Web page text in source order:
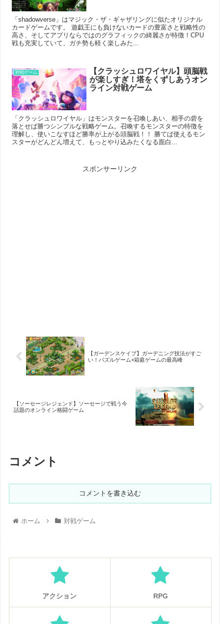
「shadowverse」はマジック・ザ・ギャザリングに似たオリジナル
カードゲームです。 遊戯王にも負けないカードの豊富さと戦略性の
高さ、そしてアプリならではのグラフィックの綺麗さが特徴！CPU
戦も充実していて、ガチ勢も軽く楽しみた...
対戦ゲーム
【クラッシュロワイヤル】頭脳戦
が楽しすぎ！塔をくずしあうオン
ライン対戦ゲーム
「クラッシュロワイヤル」はモンスターを召喚しあい、相手の砦を
落とせば勝つシンプルな戦略ゲーム。召喚するモンスターの特徴を
理解し、使いこなすほど勝率が上がる頭脳戦！！ 勝てば使えるモン
スターがどんどん増えて、もっとやり込みたくなる面白...
スポンサーリンク
【ガーデンスケイプ】ガーデニング技法がすご
い！パズルゲーム×箱庭ゲームの最高峰
【ソーセージレジェンド】ソーセージで戦う今
話題のオンライン格闘ゲーム
コメント
コメントを書き込む
ホーム 対戦ゲーム
アクション RPG